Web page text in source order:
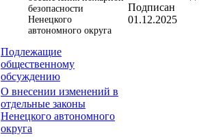
безопасности
Ненецкого
автономного округа
Подлежащие
общественному
обсуждению
Подписан
01.12.2025
О внесении изменений в
отдельные законы
Ненецкого автономного
округа